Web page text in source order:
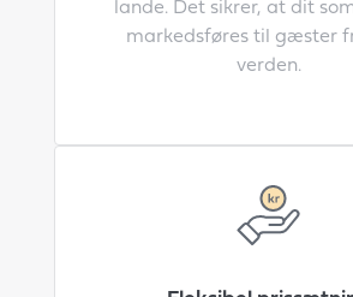
lande. Det sikrer, at dit
markedsføres til gæster
verden.